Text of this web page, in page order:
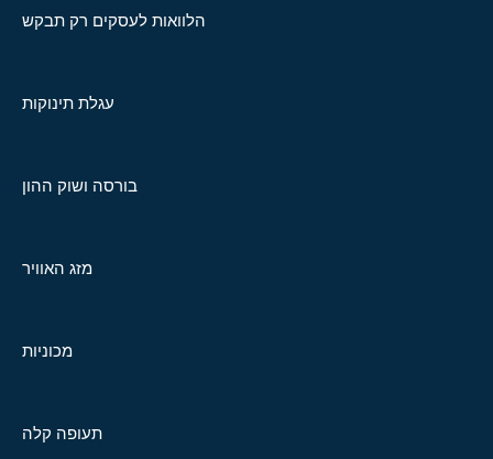
הלוואות לעסקים רק תבקש
עגלת תינוקות
בורסה ושוק ההון
מזג האוויר
מכוניות
תעופה קלה